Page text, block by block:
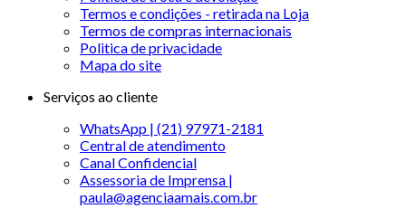
Termos e condições - retirada na Loja
Termos de compras internacionais
Politica de privacidade
Mapa do site
Serviços ao cliente
WhatsApp | (21) 97971-2181
Central de atendimento
Canal Confidencial
Assessoria de Imprensa |
paula@agenciaamais.com.br